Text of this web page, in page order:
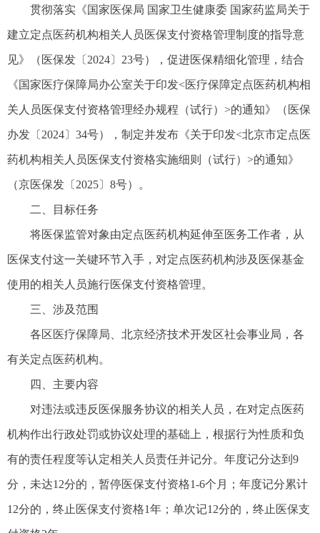
贯彻落实《国家医保局 国家卫生健康委 国家药监局关于
建立定点医药机构相关人员医保支付资格管理制度的指导意
见》（医保发〔2024〕23号），促进医保精细化管理，结合
《国家医疗保障局办公室关于印发<医疗保障定点医药机构相
关人员医保支付资格管理经办规程（试行）>的通知》（医保
办发〔2024〕34号），制定并发布《关于印发<北京市定点医
药机构相关人员医保支付资格实施细则（试行）>的通知》
（京医保发〔2025〕8号）。
二、目标任务
将医保监管对象由定点医药机构延伸至医务工作者，从
医保支付这一关键环节入手，对定点医药机构涉及医保基金
使用的相关人员施行医保支付资格管理。
三、涉及范围
各区医疗保障局、北京经济技术开发区社会事业局，各
有关定点医药机构。
四、主要内容
对违法或违反医保服务协议的相关人员，在对定点医药
机构作出行政处罚或协议处理的基础上，根据行为性质和负
有的责任程度等认定相关人员责任并记分。年度记分达到9
分，未达12分的，暂停医保支付资格1-6个月；年度记分累计
12分的，终止医保支付资格1年；单次记12分的，终止医保支